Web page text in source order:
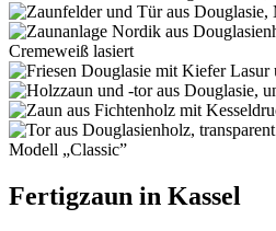
Fertigzaun in Kassel